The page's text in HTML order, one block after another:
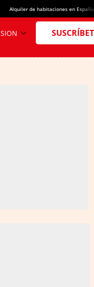
Alquiler de habitaciones en España